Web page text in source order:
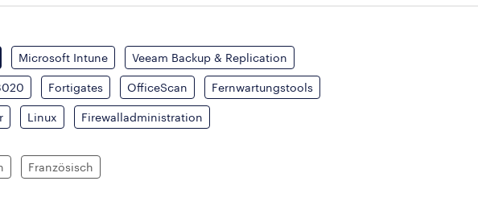
Microsoft Intune Veeam Backup & Replication
Fortigates OfficeScan Fernwartungstools
Linux Firewalladministration
Französisch